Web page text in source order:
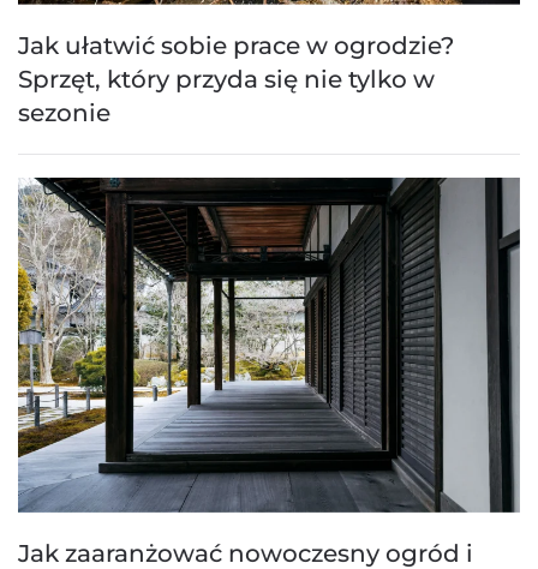
Jak ułatwić sobie prace w ogrodzie?
Sprzęt, który przyda się nie tylko w
sezonie
Jak zaaranżować nowoczesny ogród i